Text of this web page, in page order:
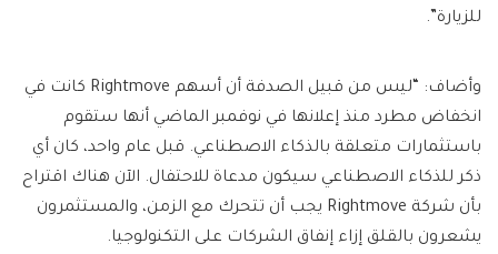
للزيارة”.
وأضاف: “ليس من قبيل الصدفة أن أسهم Rightmove كانت في
انخفاض مطرد منذ إعلانها في نوفمبر الماضي أنها ستقوم
باستثمارات متعلقة بالذكاء الاصطناعي. قبل عام واحد، كان أي
ذكر للذكاء الاصطناعي سيكون مدعاة للاحتفال. الآن هناك اقتراح
بأن شركة Rightmove يجب أن تتحرك مع الزمن، والمستثمرون
يشعرون بالقلق إزاء إنفاق الشركات على التكنولوجيا.